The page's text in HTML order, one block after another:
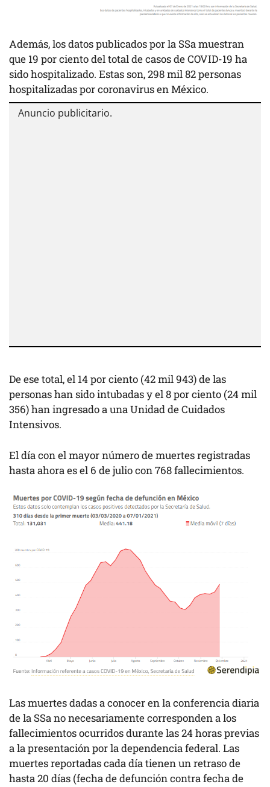
Además, los datos publicados por la SSa muestran
que 19 por ciento del total de casos de COVID-19 ha
sido hospitalizado. Estas son, 298 mil 82 personas
hospitalizadas por coronavirus en México.
De ese total, el 14 por ciento (42 mil 943) de las
personas han sido intubadas y el 8 por ciento (24 mil
356) han ingresado a una Unidad de Cuidados
Intensivos.
El día con el mayor número de muertes registradas
hasta ahora es el 6 de julio con 768 fallecimientos.
Las muertes dadas a conocer en la conferencia diaria
de la SSa no necesariamente corresponden a los
fallecimientos ocurridos durante las 24 horas previas
a la presentación por la dependencia federal. Las
muertes reportadas cada día tienen un retraso de
hasta 20 días (fecha de defunción contra fecha de